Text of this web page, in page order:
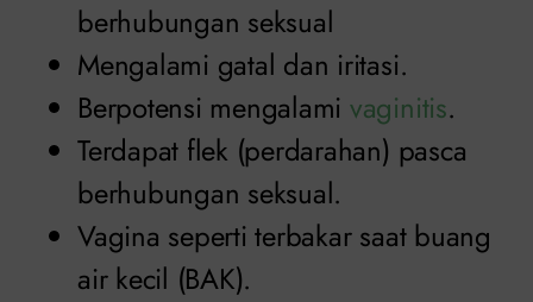
berhubungan seksual
Mengalami gatal dan iritasi.
Berpotensi mengalami vaginitis.
Terdapat flek (perdarahan) pasca
berhubungan seksual.
Vagina seperti terbakar saat buang
air kecil (BAK).